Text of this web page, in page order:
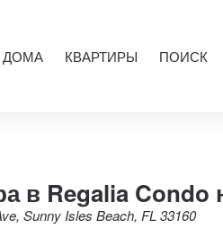
ДОМА КВАРТИРЫ ПОИСК
в Regalia Condo
Sunny Isles Beach, FL 33160